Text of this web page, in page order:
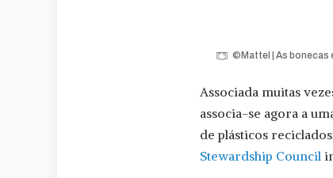
©Mattel | As bonecas
Associada muitas
associa-se agora a
de plásticos
Stewardship Council